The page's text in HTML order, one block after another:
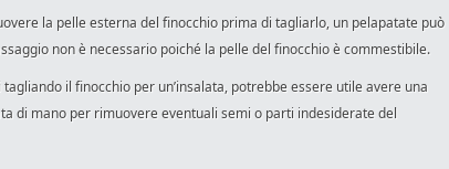
la pelle esterna del finocchio prima di tagliarlo, un pelapatate può
non è necessario poiché la pelle del finocchio è commestibile.
il finocchio per un’insalata, potrebbe essere utile avere una
di mano per rimuovere eventuali semi o parti indesiderate del